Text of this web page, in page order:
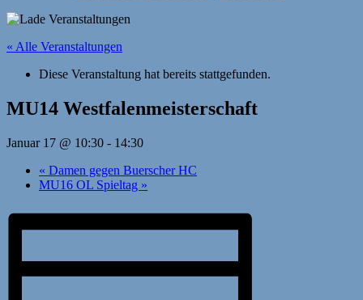
« Alle Veranstaltungen
Diese Veranstaltung hat bereits stattgefunden.
MU14 Westfalenmeisterschaft
Januar 17 @ 10:30 - 14:30
« Damen gegen Buerscher HC
MU16 OL Spieltag »